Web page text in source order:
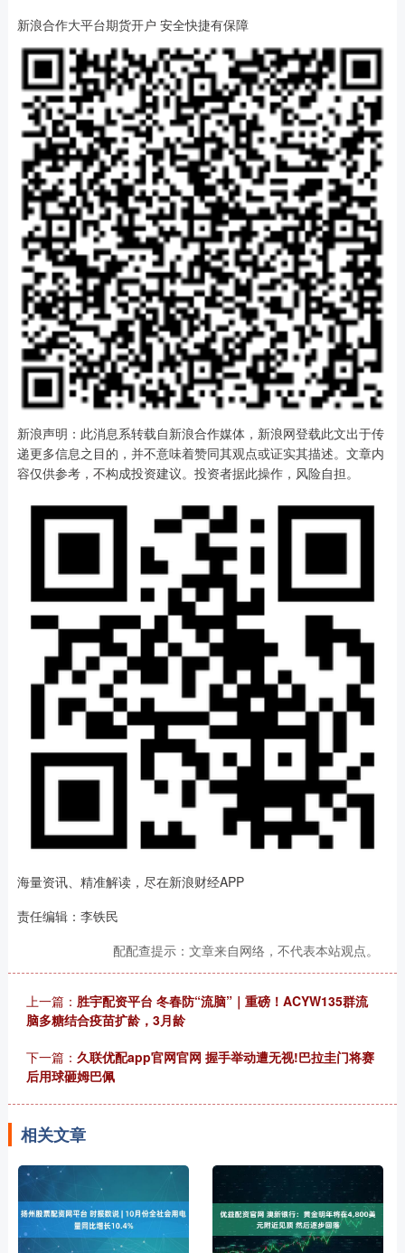
新浪合作大平台期货开户 安全快捷有保障
新浪声明：此消息系转载自新浪合作媒体，新浪网登载此文出于传
递更多信息之目的，并不意味着赞同其观点或证实其描述。文章内
容仅供参考，不构成投资建议。投资者据此操作，风险自担。
海量资讯、精准解读，尽在新浪财经APP
责任编辑：李铁民
配配查提示：文章来自网络，不代表本站观点。
上一篇： 胜宇配资平台 冬春防“流脑”｜重磅！ACYW135群流
脑多糖结合疫苗扩龄，3月龄
下一篇： 久联优配app官网官网 握手举动遭无视!巴拉圭门将赛
后用球砸姆巴佩
相关文章